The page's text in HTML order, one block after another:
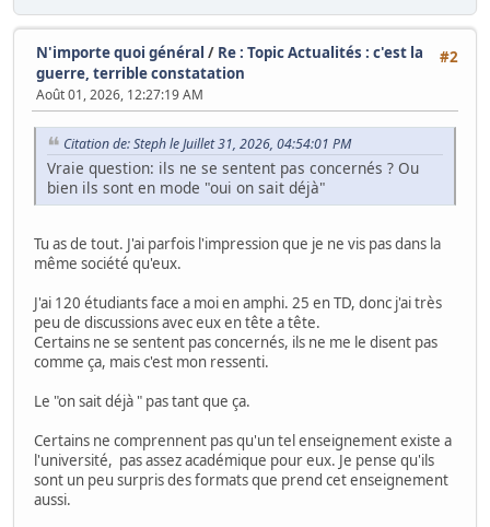
#2
N'importe quoi général / Re : Topic Actualités : c'est la
guerre, terrible constatation
Août 01, 2026, 12:27:19 AM
Citation de: Steph le Juillet 31, 2026, 04:54:01 PM
Vraie question: ils ne se sentent pas concernés ? Ou
bien ils sont en mode "oui on sait déjà"
Tu as de tout. J'ai parfois l'impression que je ne vis pas dans la
même société qu'eux.
J'ai 120 étudiants face a moi en amphi. 25 en TD, donc j'ai très
peu de discussions avec eux en tête a tête.
Certains ne se sentent pas concernés, ils ne me le disent pas
comme ça, mais c'est mon ressenti.
Le "on sait déjà " pas tant que ça.
Certains ne comprennent pas qu'un tel enseignement existe a
l'université, pas assez académique pour eux. Je pense qu'ils
sont un peu surpris des formats que prend cet enseignement
aussi.